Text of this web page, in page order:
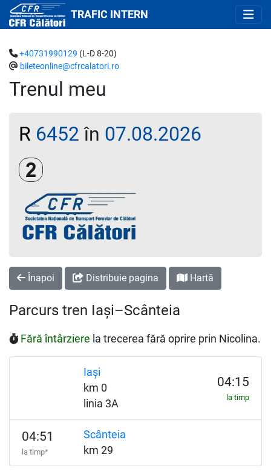
TRAFIC INTERN
Trenul meu
+40731990129 (L-D 8-20)
bileteonline@cfrcalatori.ro
R 6452 în 07.08.2026
Clasa a 2-a
Înapoi Distribuie pagina Hartă
Parcurs tren Iași–Scânteia
Fără întârziere la trecerea fără oprire prin Nicolina.
Iași
km 0
linia 3A
04:15
la timp
04:51
la timp*
Scânteia
km 29